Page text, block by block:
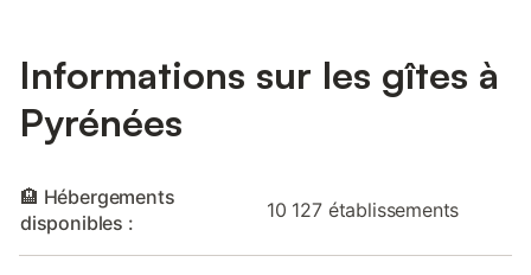
Informations sur les gîtes à
Pyrénées
🏨 Hébergements
disponibles :
10 127 établissements